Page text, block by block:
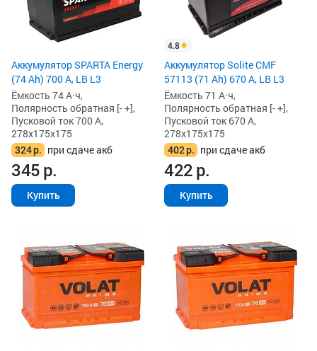
Аккумулятор SPARTA Energy
(74 Ah) 700 А, LB L3
Ёмкость 74 А·ч,
Полярность обратная [- +],
Пусковой ток 700 А,
278x175x175
324р. при сдаче акб
345р.
Купить
4.8
Аккумулятор Solite CMF
57113 (71 Ah) 670 А, LB L3
Ёмкость 71 А·ч,
Полярность обратная [- +],
Пусковой ток 670 А,
278x175x175
402р. при сдаче акб
422р.
Купить